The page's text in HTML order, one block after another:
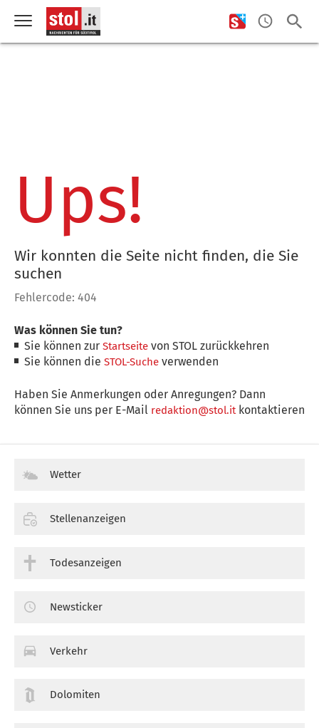
Ups!
Wir konnten die Seite nicht finden, die Sie
suchen
Fehlercode: 404
Was können Sie tun?
Sie können zurStartseite von STOL zurückkehren
Sie können dieSTOL-Suche verwenden
Haben Sie Anmerkungen oder Anregungen? Dann
können Sie uns per E-Mail redaktion@stol.itkontaktieren
Wetter
Stellenanzeigen
Todesanzeigen
Newsticker
Verkehr
Dolomiten